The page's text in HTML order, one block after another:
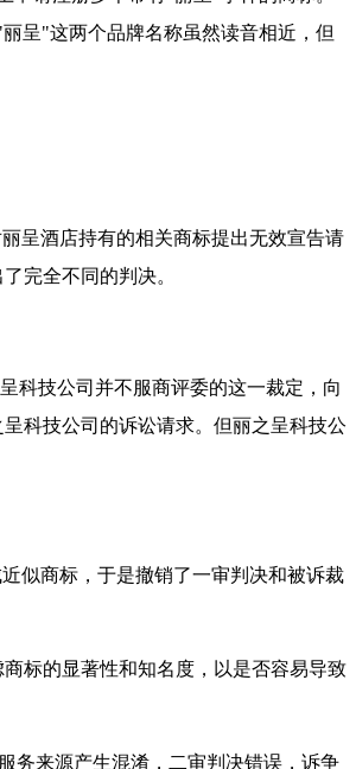
呈"这两个品牌名称虽然读音相近，但
呈酒店持有的相关商标提出无效宣告请
完全不同的判决。
科技公司并不服商评委的这一裁定，向
科技公司的诉讼请求。但丽之呈科技公
似商标，于是撤销了一审判决和被诉裁
标的显著性和知名度，以是否容易导致
务来源产生混淆，二审判决错误，诉争